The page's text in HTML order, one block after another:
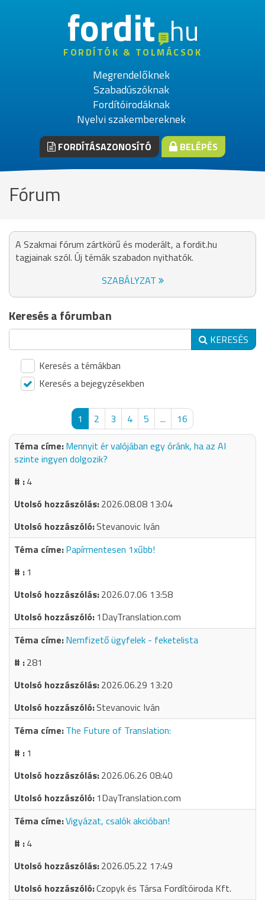
fordithu
FORDÍTÓK & TOLMÁCSOK
Megrendelőknek
Szabadúszóknak
Fordítóirodáknak
Nyelvi szakembereknek
FORDÍTÁSAZONOSÍTÓ BELÉPÉS
Fórum
A Szakmai fórum zártkörű és moderált, a fordit.hu
tagjainak szól. Új témák szabadon nyithatók.
SZABÁLYZAT
Keresés a fórumban
KERESÉS
Keresés a témákban
Keresés a bejegyzésekben
1 2 3 4 5 ...
16
Mennyit ér valójában egy óránk, ha az AI
szinte ingyen dolgozik?
4
2026.08.08 13:04
Stevanovic Iván
Papírmentesen 1xűbb!
1
2026.07.06 13:58
1DayTranslation.com
Nemfizető ügyfelek - feketelista
281
2026.06.29 13:20
Stevanovic Iván
The Future of Translation:
1
2026.06.26 08:40
1DayTranslation.com
Vigyázat, csalók akcióban!
4
2026.05.22 17:49
Czopyk és Társa Fordítóiroda Kft.